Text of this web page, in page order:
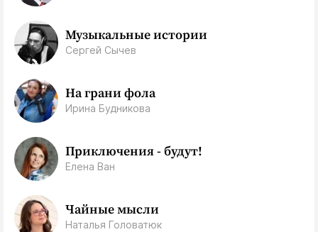
Музыкальные истории
Сергей Сычев
На грани фола
Ирина Будникова
Приключения - будут!
Елена Ван
Чайные мысли
Наталья Головатюк